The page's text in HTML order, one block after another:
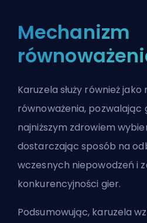
Mechanizm
Karuzela służy również
równoważenia, pozwalając
najniższym zdrowiem
dostarczając sposób na
wczesnych niepowodzeń i
konkurencyjności gier.
Podsumowując, karuzela